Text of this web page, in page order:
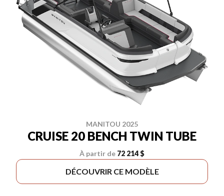
MANITOU 2025
CRUISE 20 BENCH TWIN TUBE
À partir de 72 214 $
DÉCOUVRIR CE MODÈLE